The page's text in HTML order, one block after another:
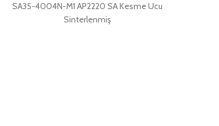
SA35-4004N-M1 AP2220 SA Kesme Ucu
Sinterlenmiş